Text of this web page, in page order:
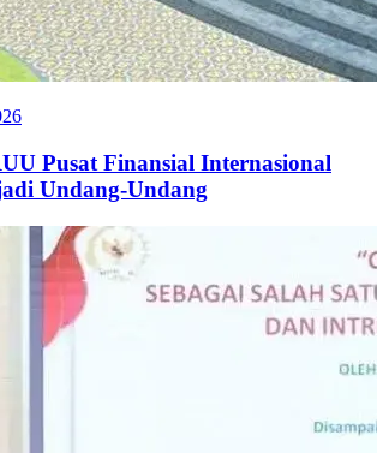
Pusat Finansial Internasional
Undang-Undang